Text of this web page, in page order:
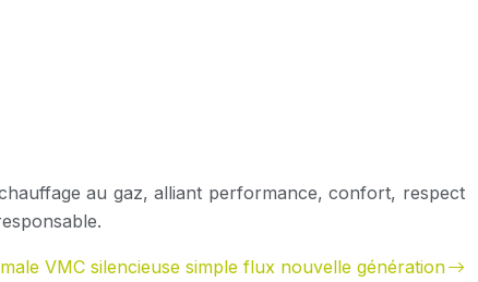
au gaz, alliant performance, confort, respect
VMC silencieuse simple flux nouvelle génération